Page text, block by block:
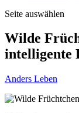
Seite auswählen
Wilde
intelligente
Anders Leben